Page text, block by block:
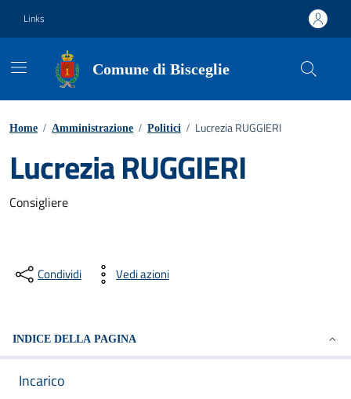
Links
Comune di Bisceglie
Home / Amministrazione / Politici / Lucrezia RUGGIERI
Lucrezia RUGGIERI
Consigliere
Condividi Vedi azioni
INDICE DELLA PAGINA
Incarico